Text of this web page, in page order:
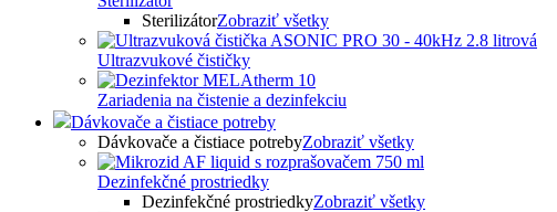
SterilizátorZobraziť všetky
Ultrazvukové čističky
Zariadenia na čistenie a dezinfekciu
Dávkovače a čistiace potreby
Dávkovače a čistiace potrebyZobraziť všetky
Dezinfekčné prostriedky
Dezinfekčné prostriedkyZobraziť všetky